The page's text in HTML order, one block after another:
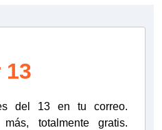
13
del 13 en tu correo.
totalmente gratis.